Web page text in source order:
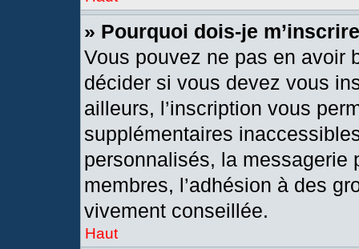
» Pourquoi dois-je
Vous pouvez ne pas en avoir
décider si vous devez vous
ailleurs, l’inscription vous
supplémentaires
personnalisés, la messagerie
membres, l’adhésion à des
vivement conseillée.
Haut